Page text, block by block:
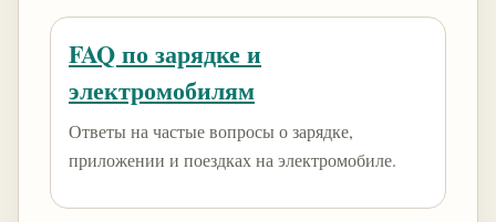
FAQ по зарядке и
электромобилям
Ответы на частые вопросы о зарядке,
приложении и поездках на электромобиле.